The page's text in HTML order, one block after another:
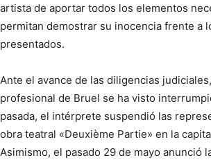
artista de aportar todos los elementos
permitan demostrar su inocencia frente a
presentados.
Ante el avance de las diligencias
profesional de Bruel se ha visto
pasada, el intérprete suspendió las
obra teatral «Deuxième Partie» en la
Asimismo, el pasado 29 de mayo anunció